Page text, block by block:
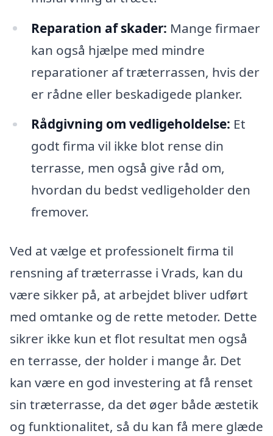
Reparation af skader: Mange firmaer
kan også hjælpe med mindre
reparationer af træterrassen, hvis der
er rådne eller beskadigede planker.
Rådgivning om vedligeholdelse: Et
godt firma vil ikke blot rense din
terrasse, men også give råd om,
hvordan du bedst vedligeholder den
fremover.
Ved at vælge et professionelt firma til
rensning af træterrasse i Vrads, kan du
være sikker på, at arbejdet bliver udført
med omtanke og de rette metoder. Dette
sikrer ikke kun et flot resultat men også
en terrasse, der holder i mange år. Det
kan være en god investering at få renset
sin træterrasse, da det øger både æstetik
og funktionalitet, så du kan få mere glæde